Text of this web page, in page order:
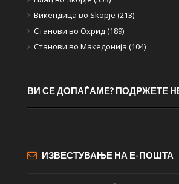
Викендица во Skopje (213)
Станови во Охрид (189)
Станови во Македонија (104)
ВИ СЕ ДОПАЃАМЕ? ПОДРЖЕТЕ
ИЗВЕСТУВАЊЕ НА Е-ПОШТА